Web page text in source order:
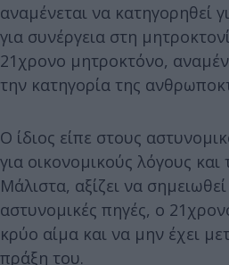
αναμένεται να κατηγορηθεί
για συνέργεια στη
21χρονο μητροκτόνο,
την κατηγορία της
Ο ίδιος είπε στους
για οικονομικούς λόγους
Μάλιστα, αξίζει να
αστυνομικές πηγές, ο
κρύο αίμα και να μην έχει
πράξη του.